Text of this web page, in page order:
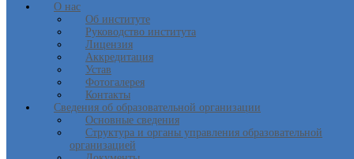
О нас
Об институте
Руководство института
Лицензия
Аккредитация
Устав
Фотогалерея
Контакты
Сведения об образовательной организации
Основные сведения
Структура и органы управления образовательной
организацией